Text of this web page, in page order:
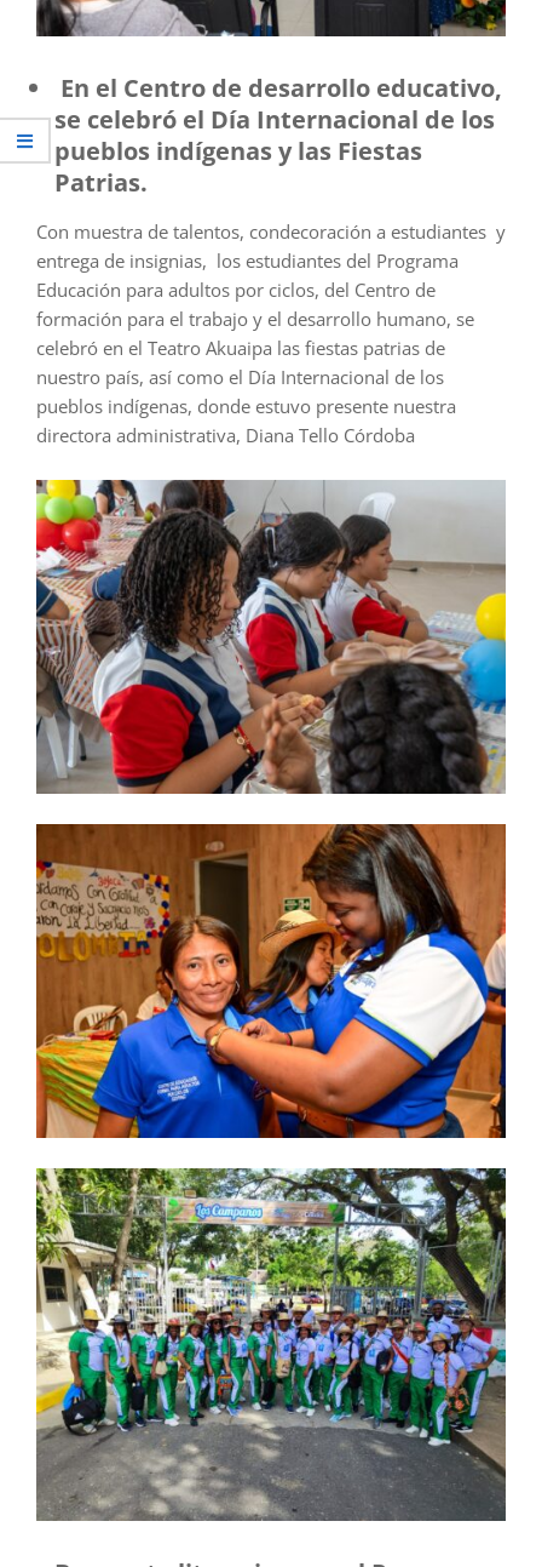
En el Centro de desarrollo educativo,
se celebró el Día Internacional de los
pueblos indígenas y las Fiestas
Patrias.
Con muestra de talentos, condecoración a estudiantes y
entrega de insignias, los estudiantes del Programa
Educación para adultos por ciclos, del Centro de
formación para el trabajo y el desarrollo humano, se
celebró en el Teatro Akuaipa las fiestas patrias de
nuestro país, así como el Día Internacional de los
pueblos indígenas, donde estuvo presente nuestra
directora administrativa, Diana Tello Córdoba